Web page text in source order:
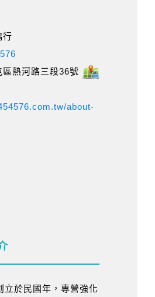
行
熱河路三段36號
about-
立於民國年，專營強化